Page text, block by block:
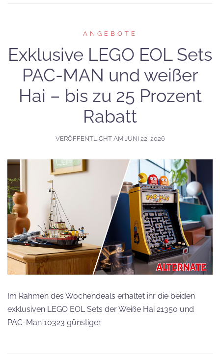
ANGEBOTE
Exklusive LEGO EOL Sets
PAC-MAN und weißer
Hai – bis zu 25 Prozent
Rabatt
VERÖFFENTLICHT AM JUNI 22, 2026
Im Rahmen des Wochendeals erhaltet ihr die beiden
exklusiven LEGO EOL Sets der Weiße Hai 21350 und
PAC-Man 10323 günstiger.